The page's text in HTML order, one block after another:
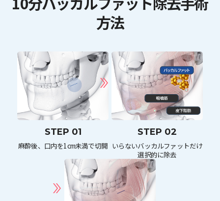
方法
STEP 01
麻酔後、口内を1cm未満で切開
STEP 02
いらないバッカルファットだけ
選択的に除去